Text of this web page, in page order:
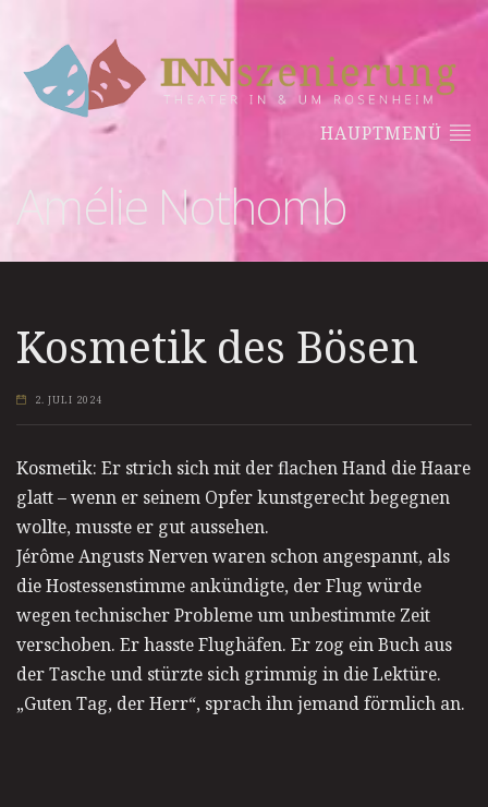
HAUPTMENÜ
Amélie Nothomb
Kosmetik des Bösen
2. JULI 2024
Kosmetik: Er strich sich mit der flachen Hand die Haare
glatt – wenn er seinem Opfer kunstgerecht begegnen
wollte, musste er gut aussehen.
Jérôme Angusts Nerven waren schon angespannt, als
die Hostessenstimme ankündigte, der Flug würde
wegen technischer Probleme um unbestimmte Zeit
verschoben. Er hasste Flughäfen. Er zog ein Buch aus
der Tasche und stürzte sich grimmig in die Lektüre.
„Guten Tag, der Herr“, sprach ihn jemand förmlich an.